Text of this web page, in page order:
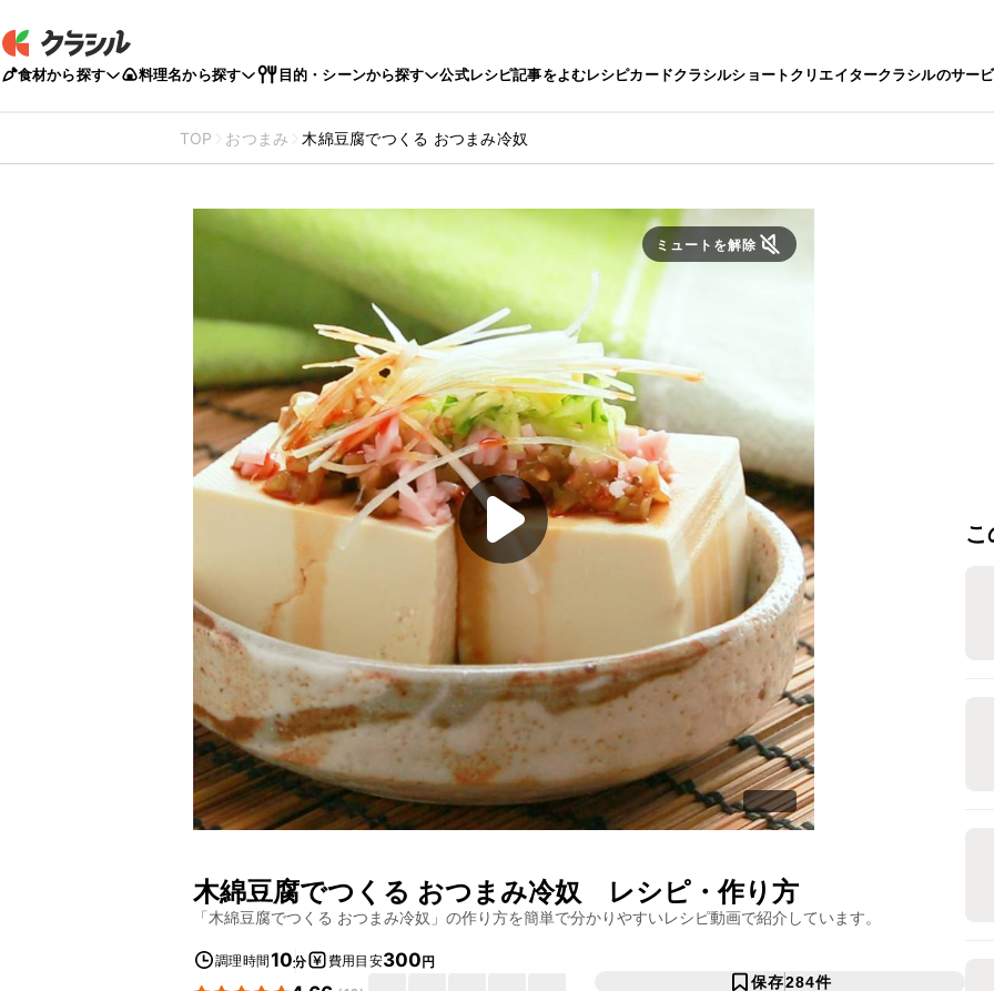
食材から探す 料理名から探す 目的・シーンから探す 公式レシピ記事をよむレシピカードクラシルショートクリエイタークラシルのサー
TOP おつまみ 木綿豆腐でつくる おつまみ冷奴
ミュートを解除
木綿豆腐でつくる おつまみ冷奴 レシピ・作り方
「木綿豆腐でつくる おつまみ冷奴 」の作り方を簡単で分かりやすいレシピ動画で紹介しています。
調理時間10分 費用目安300円
保存284件